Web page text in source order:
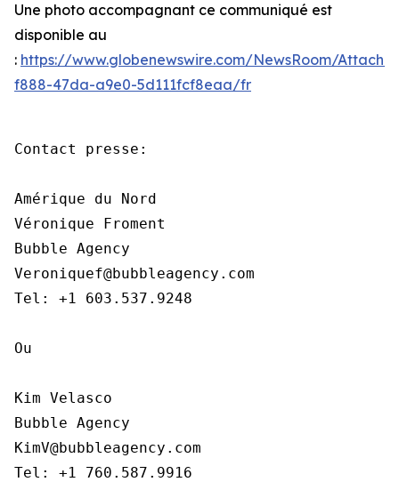
Une photo accompagnant ce communiqué est
disponible au
: https://www.globenewswire.com/NewsRoom/
f888-47da-a9e0-5d111fcf8eaa/fr
Contact presse:
Amérique du Nord
Véronique Froment
Bubble Agency
Veroniquef@bubbleagency.com
Tel: +1 603.537.9248
Ou
Kim Velasco
Bubble Agency
KimV@bubbleagency.com
Tel: +1 760.587.9916